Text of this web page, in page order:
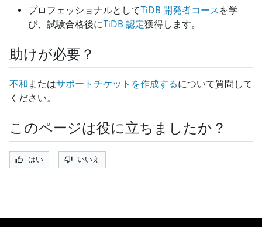
プロフェッショナルとしてTiDB 開発者コース を学
び、試験合格後にTiDB 認定獲得します。
助けが必要？
不和 またはサポートチケットを作成するについて質問して
ください。
このページは役に立ちましたか？
はい いいえ